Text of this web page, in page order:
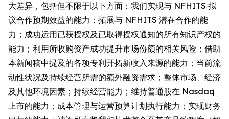
大差异，包括但不限于以下方面：我们实现与 NFHITS 拟
议合作预期效益的能力；拓展与 NFHITS 潜在合作的能
力；成功运用已获授权及已取得授权通知的所有知识产权的
能力；利用所收购资产成功提升市场份额的相关风险；借助
本新闻稿中提及的各项专利开拓新收入来源的能力；当前流
动性状况及持续经营所需的额外融资需求；整体市场、经济
及其他环境因素；持续经营能力；维持普通股在 Nasdaq
上市的能力；成本管理与运营预算计划执行能力；实现财务